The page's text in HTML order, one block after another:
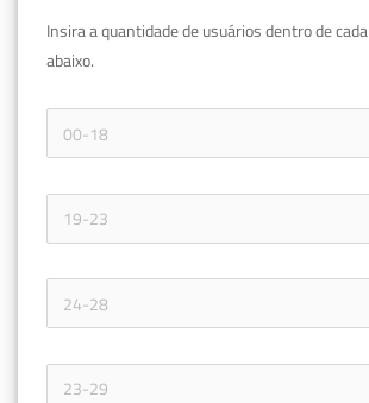
Insira a quantidade de usuários dentro de cada
abaixo.